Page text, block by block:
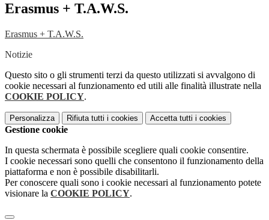
Erasmus + T.A.W.S.
Erasmus + T.A.W.S.
Notizie
Questo sito o gli strumenti terzi da questo utilizzati si avvalgono di
cookie necessari al funzionamento ed utili alle finalità illustrate nella
COOKIE POLICY.
Personalizza Rifiuta tutti i cookies Accetta tutti i cookies
Gestione cookie
In questa schermata è possibile scegliere quali cookie consentire.
I cookie necessari sono quelli che consentono il funzionamento della
piattaforma e non è possibile disabilitarli.
Per conoscere quali sono i cookie necessari al funzionamento potete
visionare la COOKIE POLICY.